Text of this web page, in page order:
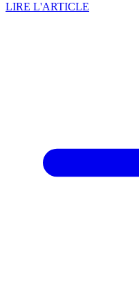
LIRE L'ARTICLE